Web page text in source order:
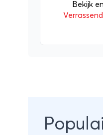
Bekijk